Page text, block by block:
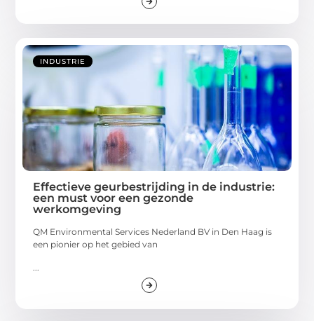
INDUSTRIE
Effectieve geurbestrijding in de industrie:
een must voor een gezonde
werkomgeving
QM Environmental Services Nederland BV in Den Haag is
een pionier op het gebied van